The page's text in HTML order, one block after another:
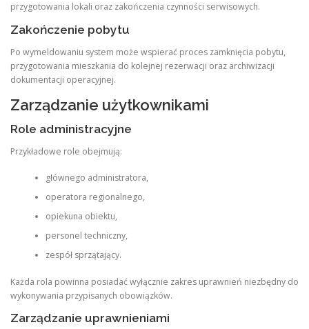
przygotowania lokali oraz zakończenia czynności serwisowych.
Zakończenie pobytu
Po wymeldowaniu system może wspierać proces zamknięcia pobytu,
przygotowania mieszkania do kolejnej rezerwacji oraz archiwizacji
dokumentacji operacyjnej.
Zarządzanie użytkownikami
Role administracyjne
Przykładowe role obejmują:
głównego administratora,
operatora regionalnego,
opiekuna obiektu,
personel techniczny,
zespół sprzątający.
Każda rola powinna posiadać wyłącznie zakres uprawnień niezbędny do
wykonywania przypisanych obowiązków.
Zarządzanie uprawnieniami